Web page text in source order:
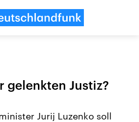
gelenkten Justiz?
Jurij Luzenko soll